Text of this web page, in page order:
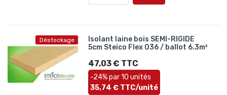
Déstockage
Isolant laine bois SEMI-RIGIDE
5cm Steico Flex 036 / ballot 6.3m²
47,03 € TTC
-24% par 10 unités
35,74 € TTC/unité